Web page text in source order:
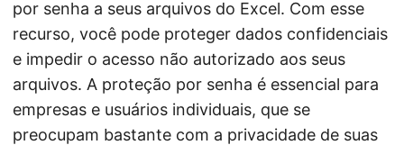
por senha a seus arquivos do Excel. Com esse
recurso, você pode proteger dados confidenciais
e impedir o acesso não autorizado aos seus
arquivos. A proteção por senha é essencial para
empresas e usuários individuais, que se
preocupam bastante com a privacidade de suas